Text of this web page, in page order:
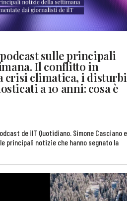
sulle principali
Il conflitto in
crisi climatica, i disturbi
a 10 anni: cosa è
de ilT Quotidiano. Simone Casciano e
principali notizie che hanno segnato la